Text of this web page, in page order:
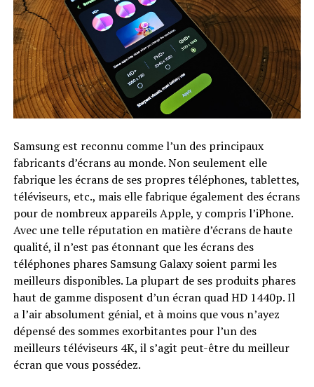
Samsung est reconnu comme l’un des principaux
fabricants d’écrans au monde. Non seulement elle
fabrique les écrans de ses propres téléphones, tablettes,
téléviseurs, etc., mais elle fabrique également des écrans
pour de nombreux appareils Apple, y compris l’iPhone.
Avec une telle réputation en matière d’écrans de haute
qualité, il n’est pas étonnant que les écrans des
téléphones phares Samsung Galaxy soient parmi les
meilleurs disponibles. La plupart de ses produits phares
haut de gamme disposent d’un écran quad HD 1440p. Il
a l’air absolument génial, et à moins que vous n’ayez
dépensé des sommes exorbitantes pour l’un des
meilleurs téléviseurs 4K, il s’agit peut-être du meilleur
écran que vous possédez.